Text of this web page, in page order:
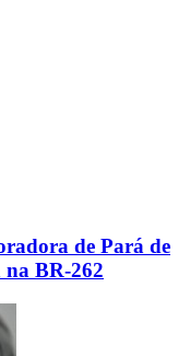
de Pará de
na BR-262